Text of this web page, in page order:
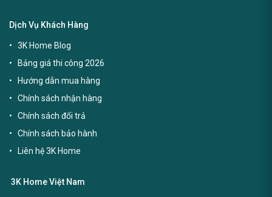
Dịch Vụ Khách Hàng
3K Home Blog
Bảng giá thi công 2026
Hướng dẫn mua hàng
Chính sách nhận hàng
Chính sách đổi trả
Chính sách bảo hành
Liên hệ 3K Home
3K Home Việt Nam